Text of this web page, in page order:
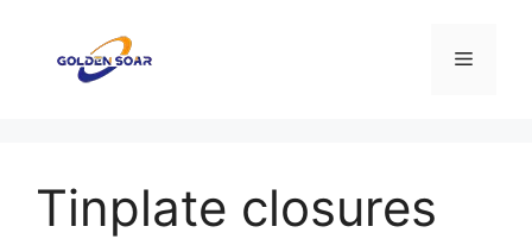
Menu
Tinplate closures